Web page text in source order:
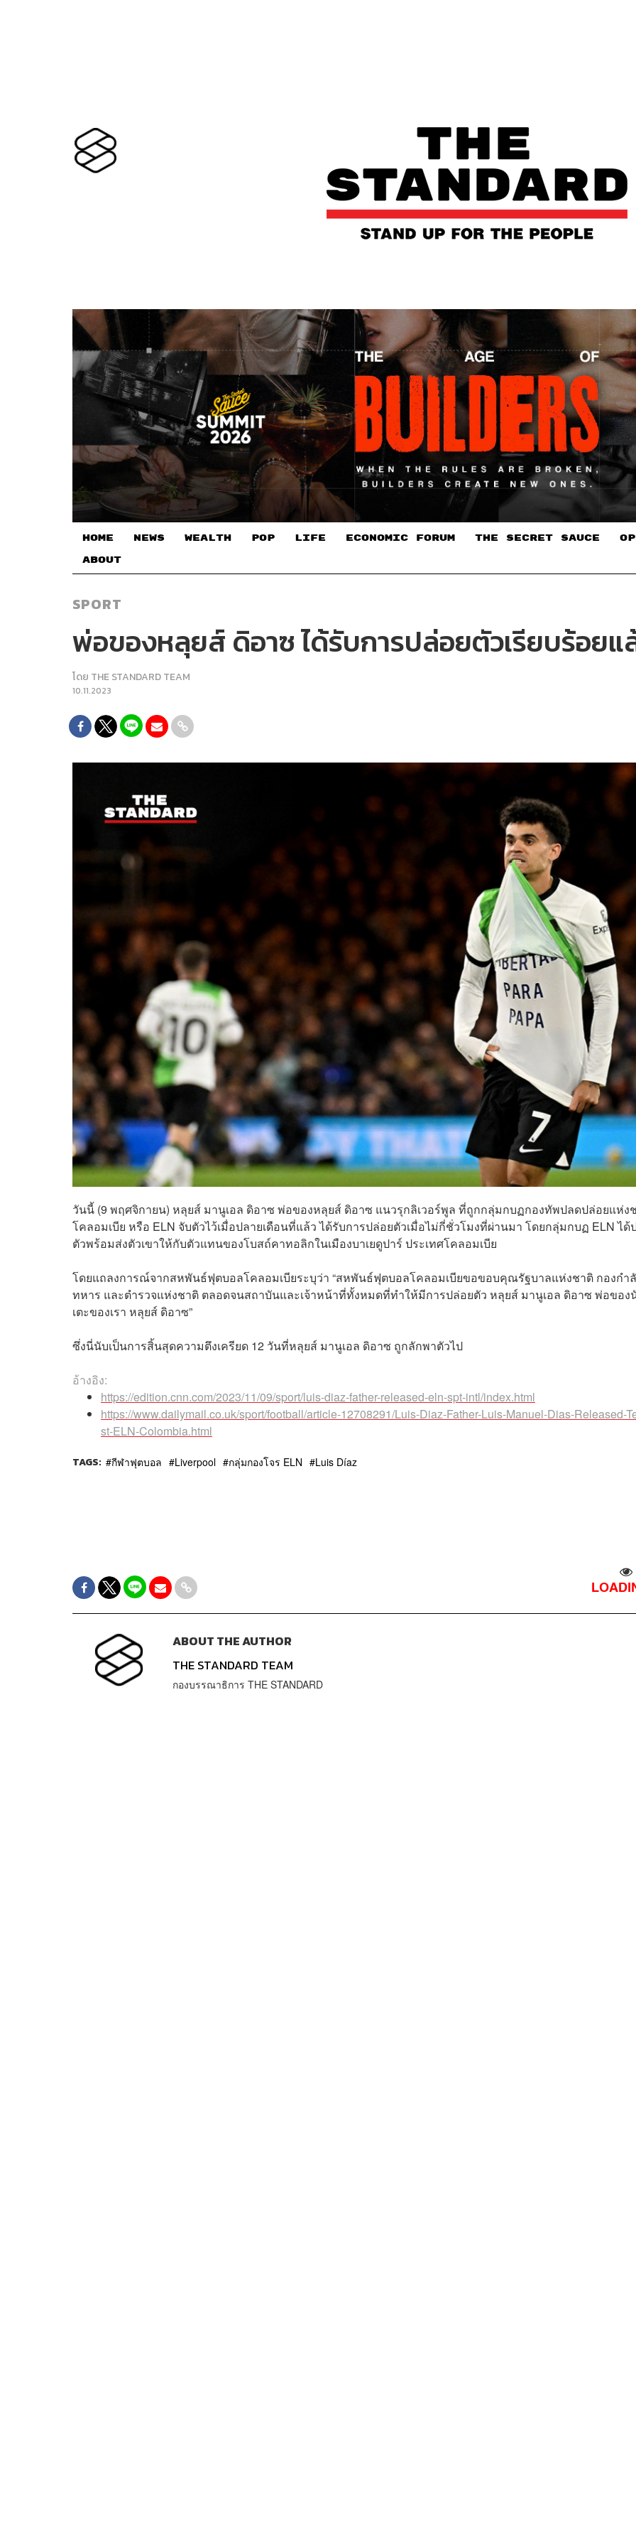
HOME NEWS WEALTH POP LIFE ECONOMIC FORUM THE SECRET SAUCE​
ABOUT
SPORT
พ่อของหลุยส์ ดิอาซ ได้รับการปล่อยตัวเรียบร้อยแ
โดย THE STANDARD TEAM
10.11.2023
วันนี้ (9 พฤศจิกายน) หลุยส์ มานูเอล ดิอาซ พ่อของหลุยส์ ดิอาซ แนวรุกลิเวอร์พูล ที่ถูกกลุ่มกบฏกองทัพปลดปล่อยแห่ง
โคลอมเบีย หรือ ELN จับตัวไว้เมื่อปลายเดือนที่แล้ว ได้รับการปล่อยตัวเมื่อไม่กี่ชั่วโมงที่ผ่านมา โดยกลุ่มกบฏ ELN ได้
ตัวพร้อมส่งตัวเขาให้กับตัวแทนของโบสถ์คาทอลิกในเมืองบาเยดูปาร์ ประเทศโคลอมเบีย
โดยแถลงการณ์จากสหพันธ์ฟุตบอลโคลอมเบียระบุว่า “สหพันธ์ฟุตบอลโคลอมเบียขอขอบคุณรัฐบาลแห่งชาติ กองกำ
ทหาร และตำรวจแห่งชาติ ตลอดจนสถาบันและเจ้าหน้าที่ทั้งหมดที่ทำให้มีการปล่อยตัว หลุยส์ มานูเอล ดิอาซ พ่อของ
เตะของเรา หลุยส์ ดิอาซ”
ซึ่งนี่นับเป็นการสิ้นสุดความตึงเครียด 12 วันที่หลุยส์ มานูเอล ดิอาซ ถูกลักพาตัวไป
อ้างอิง:
https://edition.cnn.com/2023/11/09/sport/luis-diaz-father-released-eln-spt-intl/index.html
https://www.dailymail.co.uk/sport/football/article-12708291/Luis-Diaz-Father-Luis-Manuel-Dias-Released-
st-ELN-Colombia.html
TAGS: กีฬาฟุตบอล Liverpool กลุ่มกองโจร ELN Luis Díaz
ABOUT THE AUTHOR
THE STANDARD TEAM
กองบรรณาธิการ THE STANDARD